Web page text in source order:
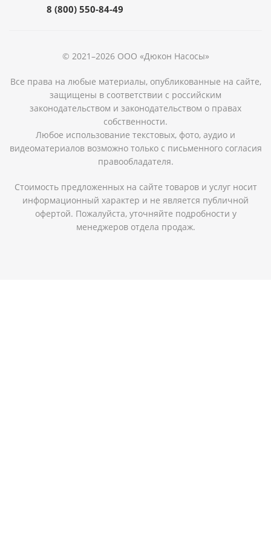
8 (800) 550-84-49
© 2021–2026 ООО «Дюкон Насосы»
Все права на любые материалы, опубликованные на сайте,
защищены в соответствии с российским
законодательством и законодательством о правах
собственности.
Любое использование текстовых, фото, аудио и
видеоматериалов возможно только с письменного согласия
правообладателя.
Стоимость предложенных на сайте товаров и услуг носит
информационный характер и не является публичной
офертой. Пожалуйста, уточняйте подробности у
менеджеров отдела продаж.